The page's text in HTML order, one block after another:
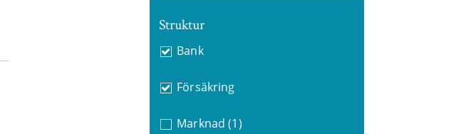
Struktur
Bank
Försäkring
Marknad (1)